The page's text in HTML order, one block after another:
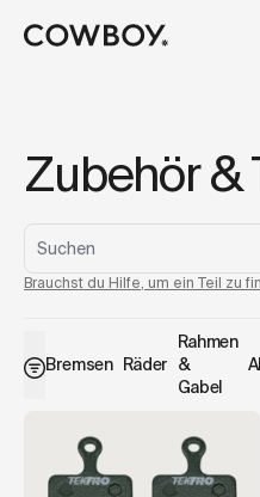
Zubehör &
Brauchst du Hilfe, um ein Teil zu
Bremsen Räder
Rahmen
&
Gabel